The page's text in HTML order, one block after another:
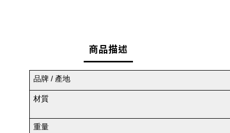
商品描述
品牌 / 產地
材質
重量